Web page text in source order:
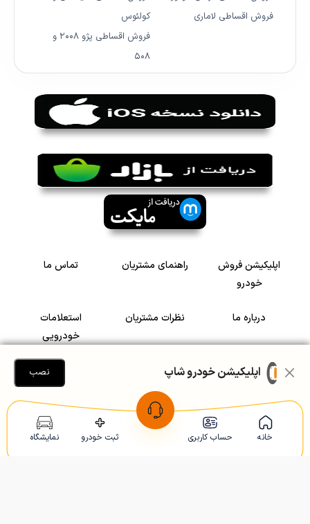
خانه حساب کاربری ثبت خودرو نمایشگاه
فروش اقساطی لاماری
کولئوس
فروش اقساطی پژو ۲۰۰۸ و
۵۰۸
اپلیکیشن فروش
خودرو
راهنمای مشتریان تماس ما
درباره ما نظرات مشتریان
استعلامات
خودرویی
سرمایه گذاری در
رضایت مشتریان
Copyright © 2005-2026 Khodroshop.ir
اپلیکیشن خودرو شاپ نصب